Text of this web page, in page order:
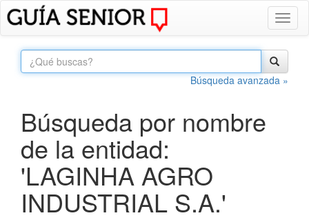
Búsqueda avanzada »
Búsqueda por nombre
de la entidad:
'LAGINHA AGRO
INDUSTRIAL S.A.'